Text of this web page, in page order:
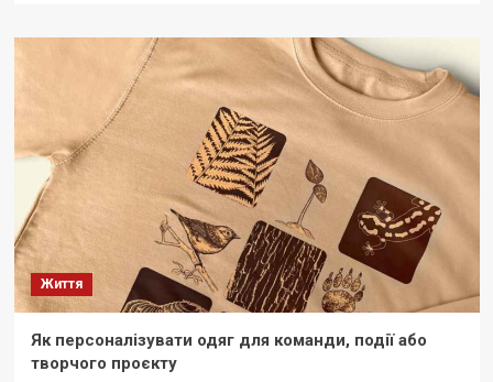
Життя
Як персоналізувати одяг для команди, події або
творчого проєкту